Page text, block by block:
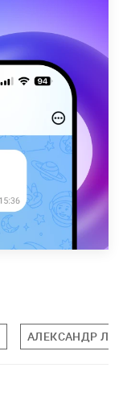
АЛЕКСАНДР